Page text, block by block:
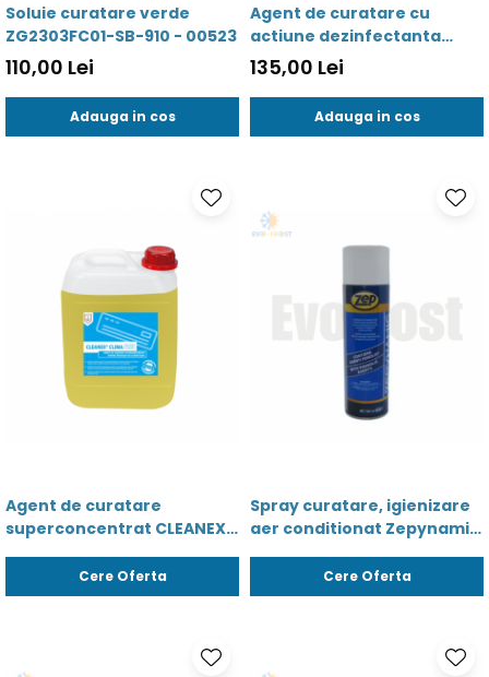
Soluie curatare verde
ZG2303FC01-SB-910 - 00523
110,00 Lei
Adauga in cos
Agent de curatare cu
actiune dezinfectanta
Cleanex Clima Argint - 5 Kg
- 01010 - 5945291000528
135,00 Lei
Adauga in cos
Agent de curatare
superconcentrat CLEANEX
CLIMA PLUS - 5 Kg-
5945291000542 - 01113
Cere Oferta
Spray curatare, igienizare
aer conditionat Zepynamic,
500 ml - 00908
Cere Oferta